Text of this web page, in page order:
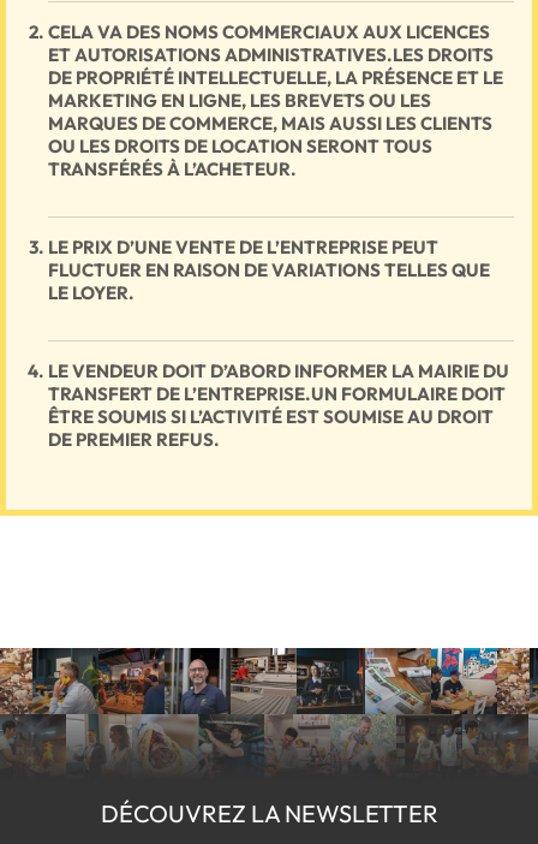
CELA VA DES NOMS COMMERCIAUX AUX LICENCES
ET AUTORISATIONS ADMINISTRATIVES.LES DROITS
DE PROPRIÉTÉ INTELLECTUELLE, LA PRÉSENCE ET LE
MARKETING EN LIGNE, LES BREVETS OU LES
MARQUES DE COMMERCE, MAIS AUSSI LES CLIENTS
OU LES DROITS DE LOCATION SERONT TOUS
TRANSFÉRÉS À L’ACHETEUR.
LE PRIX D’UNE VENTE DE L’ENTREPRISE PEUT
FLUCTUER EN RAISON DE VARIATIONS TELLES QUE
LE LOYER.
LE VENDEUR DOIT D’ABORD INFORMER LA MAIRIE DU
TRANSFERT DE L’ENTREPRISE.UN FORMULAIRE DOIT
ÊTRE SOUMIS SI L’ACTIVITÉ EST SOUMISE AU DROIT
DE PREMIER REFUS.
DÉCOUVREZ LA NEWSLETTER